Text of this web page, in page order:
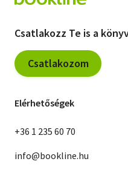
Csatlakozz Te is a
Csatlakozom
Elérhetőségek
+36 1 235 60 70
info@bookline.hu